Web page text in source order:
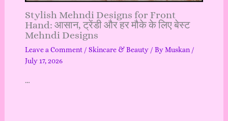
Stylish Mehndi Designs for Front
Hand: आसान, ट्रेंडी और हर मौके के लिए बेस्ट
Mehndi Designs
Leave a Comment / Skincare & Beauty/ ByMuskan /
July 17, 2026
…